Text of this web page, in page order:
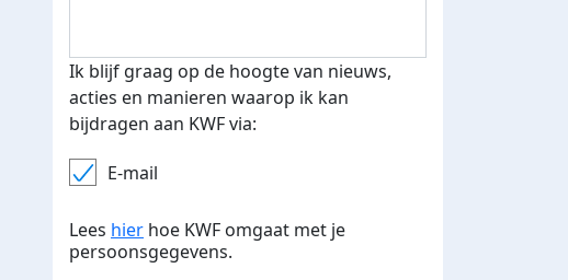
verdiend
Ik blijf graag op de hoogte van nieuws,
acties en manieren waarop ik kan
bijdragen aan KWF via:
E-mail
Lees hier hoe KWF omgaat met je
persoonsgegevens.